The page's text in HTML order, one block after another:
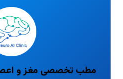
مطب تخصصی مغز و